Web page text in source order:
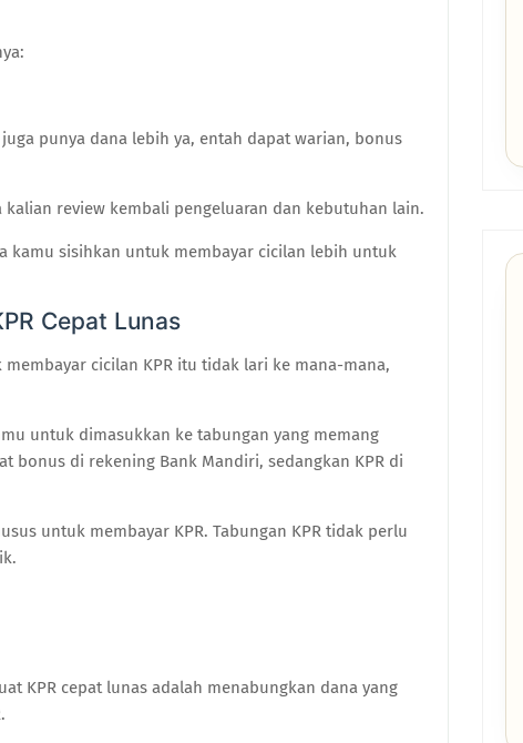
punya dana lebih ya, entah dapat warian, bonus
kalian review kembali pengeluaran dan kebutuhan lain.
kamu sisihkan untuk membayar cicilan lebih untuk
Cepat Lunas
cicilan KPR itu tidak lari ke mana-mana,
untuk dimasukkan ke tabungan yang memang
bonus di rekening Bank Mandiri, sedangkan KPR di
untuk membayar KPR. Tabungan KPR tidak perlu
KPR cepat lunas adalah menabungkan dana yang